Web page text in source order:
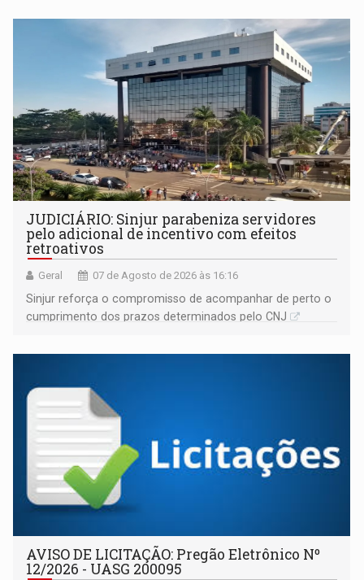
JUDICIÁRIO: Sinjur parabeniza servidores
pelo adicional de incentivo com efeitos
retroativos
Geral 07 de Agosto de 2026 às 16:16
Sinjur reforça o compromisso de acompanhar de perto o
cumprimento dos prazos determinados pelo CNJ
AVISO DE LICITAÇÃO: Pregão Eletrônico Nº
12/2026 - UASG 200095